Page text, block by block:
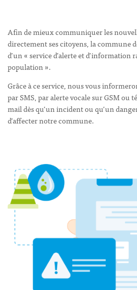
Afin de mieux communiquer les
directement ses citoyens, la commune
d’un « service d’alerte et d’information
population ».
Grâce à ce service, nous vous
par SMS, par alerte vocale sur GSM ou
mail dès qu’un incident ou qu’un
d’affecter notre commune.